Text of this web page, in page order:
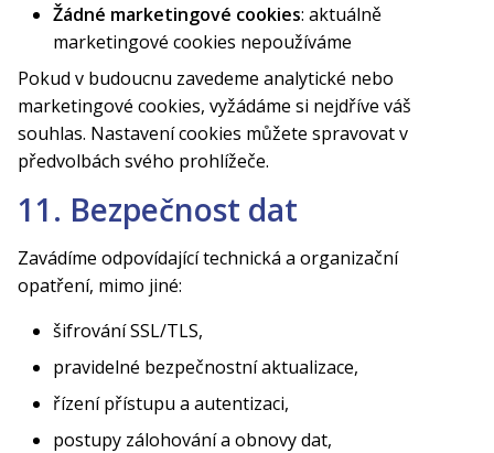
Žádné marketingové cookies: aktuálně
marketingové cookies nepoužíváme
Pokud v budoucnu zavedeme analytické nebo
marketingové cookies, vyžádáme si nejdříve váš
souhlas. Nastavení cookies můžete spravovat v
předvolbách svého prohlížeče.
11. Bezpečnost dat
Zavádíme odpovídající technická a organizační
opatření, mimo jiné:
šifrování SSL/TLS,
pravidelné bezpečnostní aktualizace,
řízení přístupu a autentizaci,
postupy zálohování a obnovy dat,